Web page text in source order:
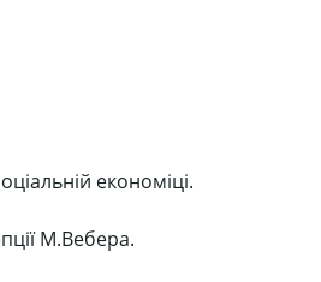
економіці.
М.Вебера.